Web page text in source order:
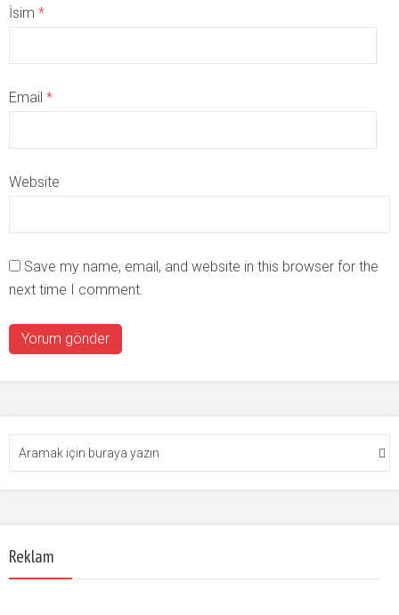
İsim *
Email *
Website
Save my name, email, and website in this browser for the
next time I comment.
Reklam